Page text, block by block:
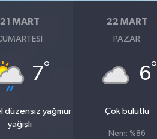
21 MART
7°
düzensiz yağmur
yağışlı
22 MART
PAZAR
6°
Çok bulutlu
Nem: %86